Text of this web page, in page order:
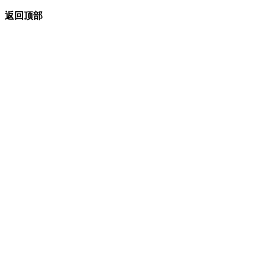
返回顶部